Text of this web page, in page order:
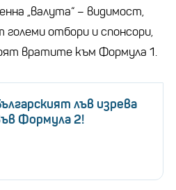
„валута“ – видимост,
отбори и спонсори,
вратите към Формула 1.
лъв изрева
Формула 2!